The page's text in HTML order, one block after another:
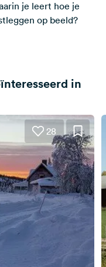
je leert hoe je
op beeld?
in
28